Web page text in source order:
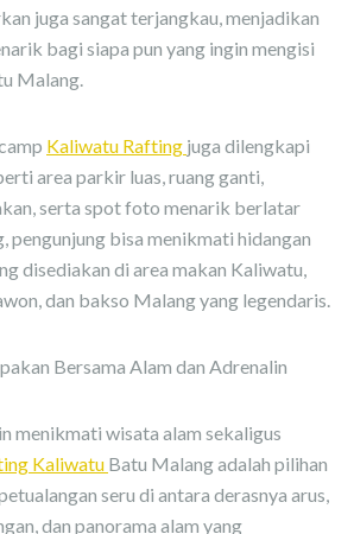
juga sangat terjangkau, menjadikan
bagi siapa pun yang ingin mengisi
Malang.
Kaliwatu Rafting juga dilengkapi
area parkir luas, ruang ganti,
serta spot foto menarik berlatar
pengunjung bisa menikmati hidangan
disediakan di area makan Kaliwatu,
dan bakso Malang yang legendaris.
Bersama Alam dan Adrenalin
menikmati wisata alam sekaligus
Kaliwatu Batu Malang adalah pilihan
seru di antara derasnya arus,
dan panorama alam yang